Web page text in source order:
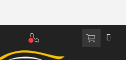
NÁKUPNÍ